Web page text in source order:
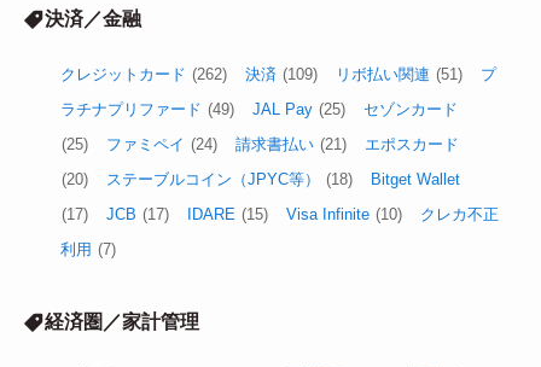
決済／金融
クレジットカード (262) 決済 (109) リボ払い関連 (51)
プ
ラチナプリファード (49) JAL Pay (25)
セゾンカード
(25)
ファミペイ (24) 請求書払い (21)
エポスカード
(20)
ステーブルコイン（JPYC等） (18)
Bitget Wallet
(17)
JCB (17) IDARE (15) Visa Infinite (10)
クレカ不正
利用 (7)
経済圏／家計管理